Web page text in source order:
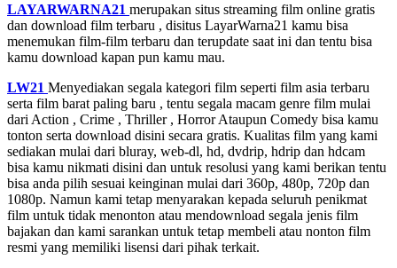
LAYARWARNA21 merupakan situs streaming film online gratis
dan download film terbaru , disitus LayarWarna21 kamu bisa
menemukan film-film terbaru dan terupdate saat ini dan tentu bisa
kamu download kapan pun kamu mau.
LW21 Menyediakan segala kategori film seperti film asia terbaru
serta film barat paling baru , tentu segala macam genre film mulai
dari Action , Crime , Thriller , Horror Ataupun Comedy bisa kamu
tonton serta download disini secara gratis. Kualitas film yang kami
sediakan mulai dari bluray, web-dl, hd, dvdrip, hdrip dan hdcam
bisa kamu nikmati disini dan untuk resolusi yang kami berikan tentu
bisa anda pilih sesuai keinginan mulai dari 360p, 480p, 720p dan
1080p. Namun kami tetap menyarakan kepada seluruh penikmat
film untuk tidak menonton atau mendownload segala jenis film
bajakan dan kami sarankan untuk tetap membeli atau nonton film
resmi yang memiliki lisensi dari pihak terkait.